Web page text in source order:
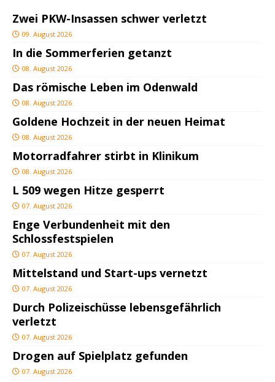
Zwei PKW-Insassen schwer verletzt
09. August 2026
In die Sommerferien getanzt
08. August 2026
Das römische Leben im Odenwald
08. August 2026
Goldene Hochzeit in der neuen Heimat
08. August 2026
Motorradfahrer stirbt in Klinikum
08. August 2026
L 509 wegen Hitze gesperrt
07. August 2026
Enge Verbundenheit mit den
Schlossfestspielen
07. August 2026
Mittelstand und Start-ups vernetzt
07. August 2026
Durch Polizeischüsse lebensgefährlich
verletzt
07. August 2026
Drogen auf Spielplatz gefunden
07. August 2026